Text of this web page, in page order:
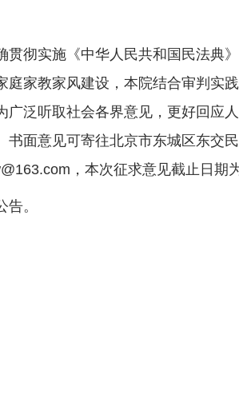
实施《中华人民共和国民法典》
庭家教家风建设，本院结合审判实
广泛听取社会各界意见，更好回应
书面意见可寄往北京市东城区东交
，本次征求意见截止日期
。